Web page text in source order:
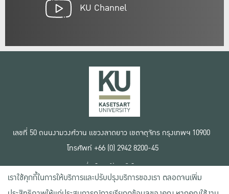
KU Channel
เลขที่ 50 ถนนงามวงศ์วาน แขวงลาดยาว เขตจตุจักร กรุงเทพฯ 10900
โทรศัพท์ +66 (0) 2942 8200-45
เงื่อนไขการใช้งานเว็บไซต์
ข้อตกลงด้านสิทธิ์ใช้งาน
นโยบายความเป็นส่วนตัว
เราใช้คุกกี้ในการให้บริการและปรับปรุงบริการของเรา ตลอดจนเพิ่ม